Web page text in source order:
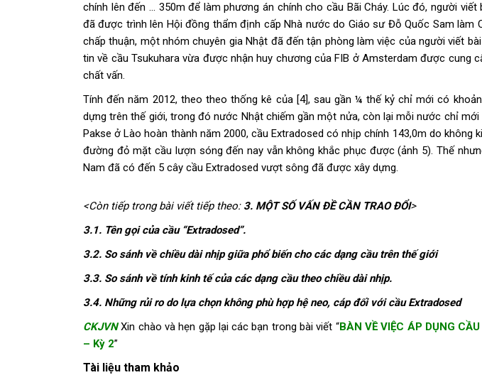
chính lên đến … 350m để làm phương án chính cho cầu Bãi Cháy. Lúc đó, người
đã được trình lên Hội đồng thẩm định cấp Nhà nước do Giáo sư Đỗ Quốc Sam làm
chấp thuận, một nhóm chuyên gia Nhật đã đến tận phòng làm việc của người viết
tin về cầu Tsukuhara vừa được nhận huy chương của FIB ở Amsterdam được cung
chất vấn.
Tính đến năm 2012, theo theo thống kê của [4], sau gần ¼ thế kỷ chỉ mới có
dựng trên thế giới, trong đó nước Nhật chiếm gần một nửa, còn lại mỗi nước chỉ mới
Pakse ở Lào hoàn thành năm 2000, cầu Extradosed có nhịp chính 143,0m do không
đường đỏ mặt cầu lượn sóng đến nay vẫn không khắc phục được (ảnh 5). Thế
Nam đã có đến 5 cây cầu Extradosed vượt sông đã được xây dựng.
<Còn tiếp trong bài viết tiếp theo: 3. MỘT SỐ VẤN ĐỀ CẦN TRAO ĐỔI>
3.1. Tên gọi của cầu “Extradosed”.
3.2. So sánh về chiều dài nhịp giữa phổ biến cho các dạng cầu trên thế giới
3.3. So sánh về tính kinh tế của các dạng cầu theo chiều dài nhịp.
3.4. Những rủi ro do lựa chọn không phù hợp hệ neo, cáp đối với cầu Extradosed
CKJVNXin chào và hẹn gặp lại các bạn trong bài viết “BÀN VỀ VIỆC ÁP DỤNG
– Kỳ 2”
Tài liệu tham khảo